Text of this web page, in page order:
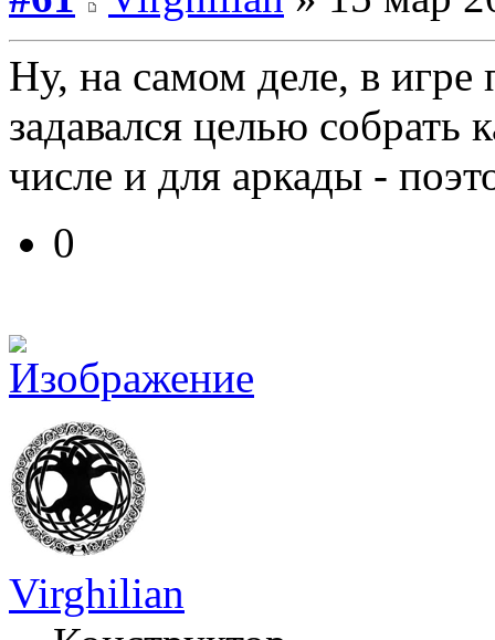
Ну, на самом деле, в
задавался целью
числе и для аркады -
0
Virghilian